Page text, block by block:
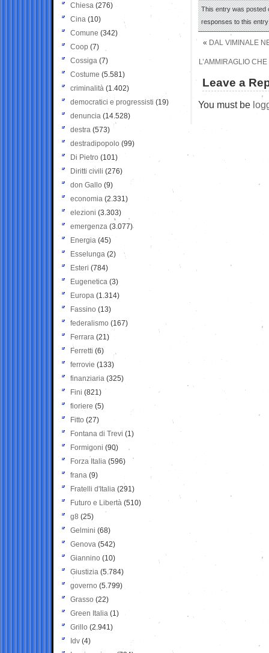
This entry was posted
responses to this
« DAL VIMINALE
L’AMMIRAGLIO
Leave a
You must be
Chiesa (276)
Cina (10)
Comune (342)
Coop (7)
Cossiga (7)
Costume (5.581)
criminalità (1.402)
democratici e progressisti (19)
denuncia (14.528)
destra (573)
destradipopolo (99)
Di Pietro (101)
Diritti civili (276)
don Gallo (9)
economia (2.331)
elezioni (3.303)
emergenza (3.077)
Energia (45)
Esselunga (2)
Esteri (784)
Eugenetica (3)
Europa (1.314)
Fassino (13)
federalismo (167)
Ferrara (21)
Ferretti (6)
ferrovie (133)
finanziaria (325)
Fini (821)
fioriere (5)
Fitto (27)
Fontana di Trevi (1)
Formigoni (90)
Forza Italia (596)
frana (9)
Fratelli d'Italia (291)
Futuro e Libertà (510)
g8 (25)
Gelmini (68)
Genova (542)
Giannino (10)
Giustizia (5.784)
governo (5.799)
Grasso (22)
Green Italia (1)
Grillo (2.941)
Idv (4)